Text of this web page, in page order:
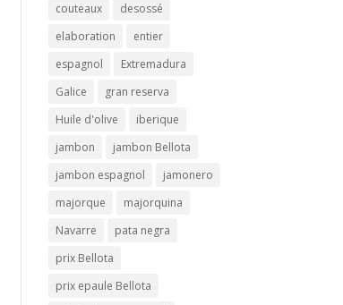
couteaux
desossé
elaboration
entier
espagnol
Extremadura
Galice
gran reserva
Huile d'olive
iberique
jambon
jambon Bellota
jambon espagnol
jamonero
majorque
majorquina
Navarre
pata negra
prix Bellota
prix epaule Bellota